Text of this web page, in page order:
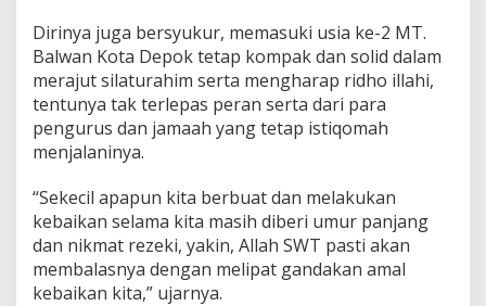
Dirinya juga bersyukur, memasuki usia ke-2 MT.
Balwan Kota Depok tetap kompak dan solid dalam
merajut silaturahim serta mengharap ridho illahi,
tentunya tak terlepas peran serta dari para
pengurus dan jamaah yang tetap istiqomah
menjalaninya.
“Sekecil apapun kita berbuat dan melakukan
kebaikan selama kita masih diberi umur panjang
dan nikmat rezeki, yakin, Allah SWT pasti akan
membalasnya dengan melipat gandakan amal
kebaikan kita,” ujarnya.